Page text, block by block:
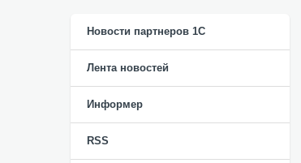
Новости партнеров 1С
Лента новостей
Информер
RSS